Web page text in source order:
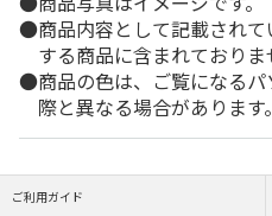
商品内容として記載され
する商品に含まれておりま
商品の色は、ご覧になる
際と異なる場合があります。
ご利用ガイド